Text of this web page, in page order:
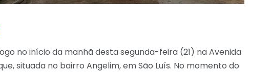
no início da manhã desta segunda-feira (21) na Avenida
situada no bairro Angelim, em São Luís. No momento do